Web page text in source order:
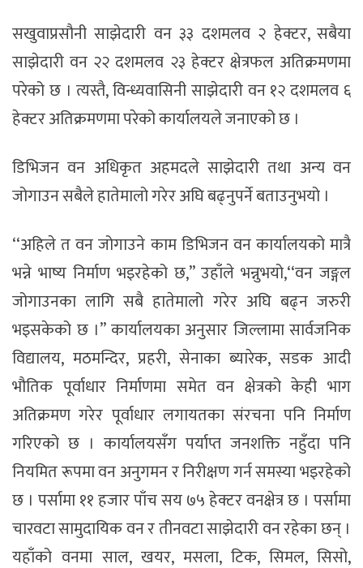
सखुवाप्रसौनी साझेदारी वन ३३ दशमलव २ हेक्टर, सबैया
साझेदारी वन २२ दशमलव २३ हेक्टर क्षेत्रफल अतिक्रमणमा
परेको छ । त्यस्तै, विन्ध्यवासिनी साझेदारी वन १२ दशमलव ६
हेक्टर अतिक्रमणमा परेको कार्यालयले जनाएको छ ।
डिभिजन वन अधिकृत अहमदले साझेदारी तथा अन्य वन
जोगाउन सबैले हातेमालो गरेर अघि बढ्नुपर्ने बताउनुभयो ।
‘‘अहिले त वन जोगाउने काम डिभिजन वन कार्यालयको मात्रै
भन्ने भाष्य निर्माण भइरहेको छ,’’ उहाँले भन्नुभयो,‘‘वन जङ्गल
जोगाउनका लागि सबै हातेमालो गरेर अघि बढ्न जरुरी
भइसकेको छ ।’’ कार्यालयका अनुसार जिल्लामा सार्वजनिक
विद्यालय, मठमन्दिर, प्रहरी, सेनाका ब्यारेक, सडक आदी
भौतिक पूर्वाधार निर्माणमा समेत वन क्षेत्रको केही भाग
अतिक्रमण गरेर पूर्वाधार लगायतका संरचना पनि निर्माण
गरिएको छ । कार्यालयसँग पर्याप्त जनशक्ति नहुँदा पनि
नियमित रूपमा वन अनुगमन र निरीक्षण गर्न समस्या भइरहेको
छ । पर्सामा ११ हजार पाँच सय ७५ हेक्टर वनक्षेत्र छ । पर्सामा
चारवटा सामुदायिक वन र तीनवटा साझेदारी वन रहेका छन् ।
यहाँको वनमा साल, खयर, मसला, टिक, सिमल, सिसो,